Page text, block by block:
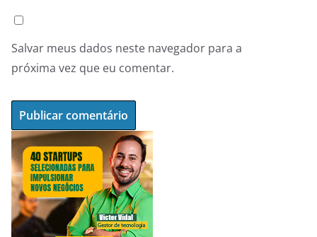
Salvar meus dados neste navegador para a
próxima vez que eu comentar.